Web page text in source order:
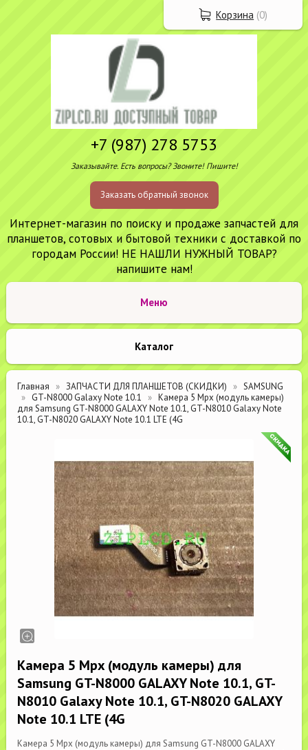
+7 (987) 278 5753
Заказывайте. Есть вопросы? Звоните! Пишите!
Заказать обратный звонок
Интернет-магазин по поиску и продаже запчастей для
планшетов, сотовых и бытовой техники с доставкой по
городам России! НЕ НАШЛИ НУЖНЫЙ ТОВАР?
напишите нам!
Каталог
Главная ЗАПЧАСТИ ДЛЯ ПЛАНШЕТОВ (СКИДКИ)
SAMSUNG
GT-N8000 Galaxy Note 10.1
Камера 5 Mpx (модуль камеры)
для Samsung GT-N8000 GALAXY Note 10.1, GT-N8010 Galaxy Note
10.1, GT-N8020 GALAXY Note 10.1 LTE (4G
Камера 5 Mpx (модуль камеры) для
Samsung GT-N8000 GALAXY Note 10.1, GT-
N8010 Galaxy Note 10.1, GT-N8020 GALAXY
Note 10.1 LTE (4G
Камера 5 Mpx (модуль камеры) для Samsung GT-N8000 GALAXY
Корзина (0)